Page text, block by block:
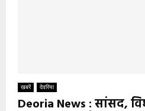
खबरें देवरिया
Deoria News : सांसद,